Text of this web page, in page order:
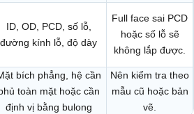
ID, OD, PCD, số lỗ,
đường kính lỗ, độ dày
Full face sai PCD
hoặc số lỗ sẽ
không lắp được.
bích phẳng, hệ cần
toàn mặt hoặc cần
định vị bằng bulong
Nên kiểm tra theo
mẫu cũ hoặc bản
vẽ.